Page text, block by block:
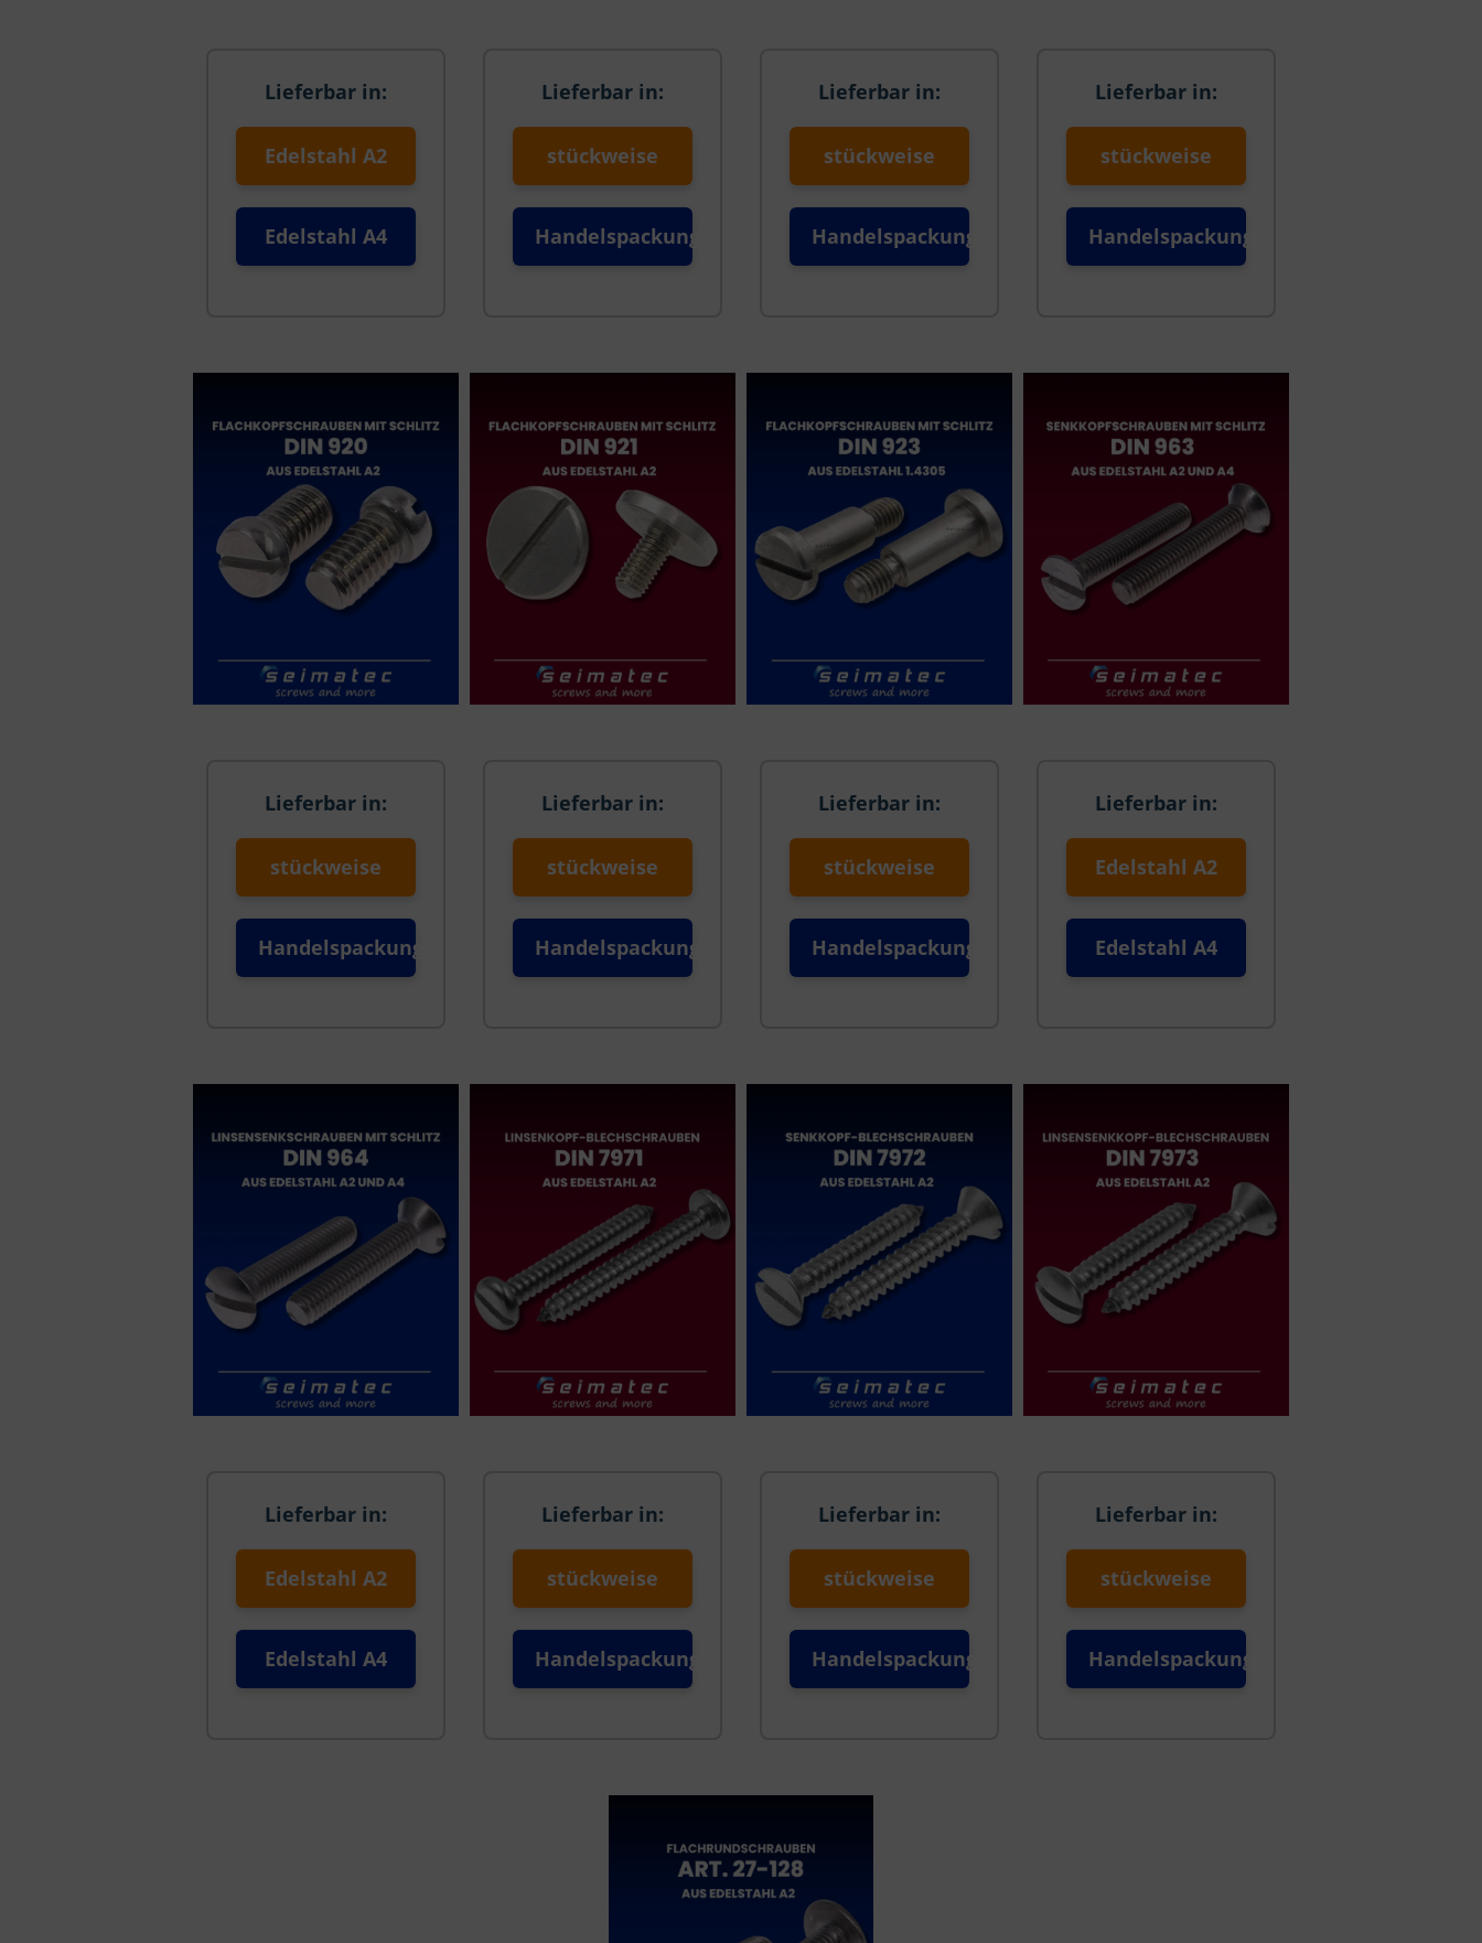
Lieferbar in:
Edelstahl A2
Edelstahl A4
Lieferbar in:
stückweise
Handelspackung
Lieferbar in:
stückweise
Handelspackung
Lieferbar in:
stückweise
Handelspackung
Lieferbar in:
stückweise
Handelspackung
Lieferbar in:
stückweise
Handelspackung
Lieferbar in:
stückweise
Handelspackung
Lieferbar in:
Edelstahl A2
Edelstahl A4
Lieferbar in:
Edelstahl A2
Edelstahl A4
Lieferbar in:
stückweise
Handelspackung
Lieferbar in:
stückweise
Handelspackung
Lieferbar in:
stückweise
Handelspackung